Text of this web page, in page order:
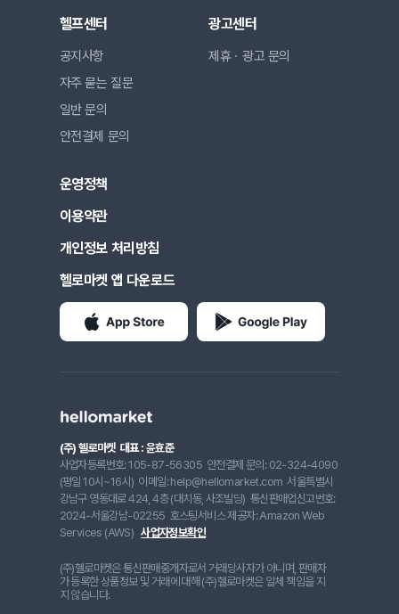
헬프센터
공지사항
자주 묻는 질문
일반 문의
안전결제 문의
광고센터
제휴ㆍ광고 문의
운영정책
이용약관
개인정보 처리방침
헬로마켓 앱 다운로드
(주) 헬로마켓 대표 : 윤효준
사업자등록번호: 105-87-56305 안전결제 문의: 02-324-4090
(평일 10시~16시) 이메일: help@hellomarket.com 서울특별시
강남구 영동대로 424, 4층 (대치동, 사조빌딩) 통신판매업신고번호:
2024-서울강남-02255 호스팅서비스 제공자: Amazon Web
Services (AWS) 사업자정보확인
(주)헬로마켓은 통신판매중개자로서 거래당사자가 아니며, 판매자
가 등록한 상품정보 및 거래에 대해 (주)헬로마켓은 일체 책임을 지
지 않습니다.